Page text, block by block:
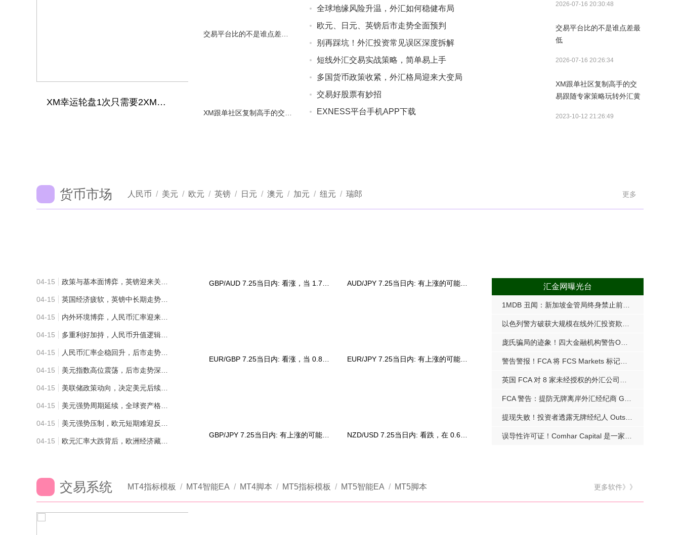
2026-07-16 20:30:48
交易平台比的不是谁点差最
低
2026-07-16 20:26:34
XM跟单社区复制高手的交
易跟随专家策略玩转外汇黄
2023-10-12 21:26:49
XM幸运轮盘1次只需要2XMC即可有机会抽到10000 XMC XM APP已正式启动MT5账号可登录APP交易和出入金
全球地缘风险升温，外汇如何稳健布局
欧元、日元、英镑后市走势全面预判
别再踩坑！外汇投资常见误区深度拆解
短线外汇交易实战策略，简单易上手
多国货币政策收紧，外汇格局迎来大变局
交易好股票有妙招
EXNESS平台手机APP下载
货币市场 人民币 / 美元 / 欧元 / 英镑 / 日元 / 澳元 / 加元 / 纽元 / 瑞郎 更多
汇金网曝光台
04-15
04-15
04-15
04-15
04-15
04-15
04-15
04-15
04-15
04-15
交易系统 MT4指标模板 / MT4智能EA / MT4脚本 / MT5指标模板 / MT5智能EA / MT5脚本 更多软件》》